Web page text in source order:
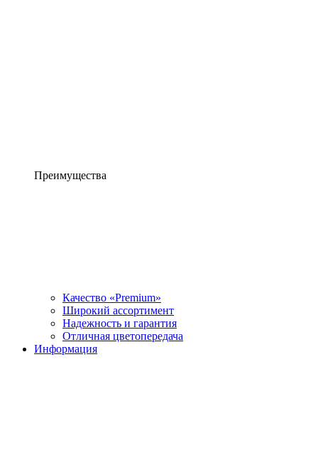
Преимущества
Качество «Premium»
Широкий ассортимент
Надежность и гарантия
Отличная цветопередача
Информация